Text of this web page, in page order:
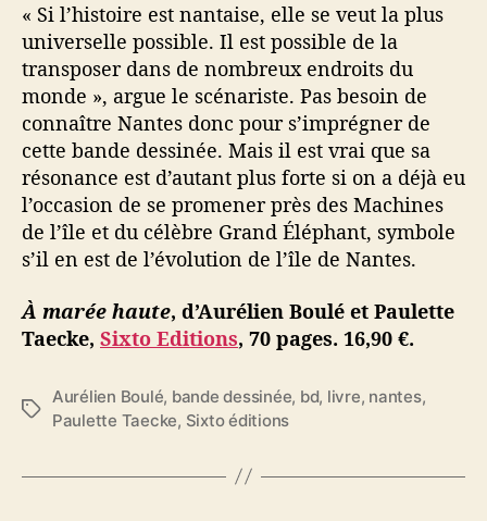
« Si l’histoire est nantaise, elle se veut la plus
universelle possible. Il est possible de la
transposer dans de nombreux endroits du
monde », argue le scénariste. Pas besoin de
connaître Nantes donc pour s’imprégner de
cette bande dessinée. Mais il est vrai que sa
résonance est d’autant plus forte si on a déjà eu
l’occasion de se promener près des Machines
de l’île et du célèbre Grand Éléphant, symbole
s’il en est de l’évolution de l’île de Nantes.
À marée haute, d’Aurélien Boulé et Paulette
Taecke, Sixto Editions, 70 pages. 16,90 €.
É
q
Aurélien Boulé, bande dessinée, bd, livre, nantes,
Paulette Taecke, Sixto éditions